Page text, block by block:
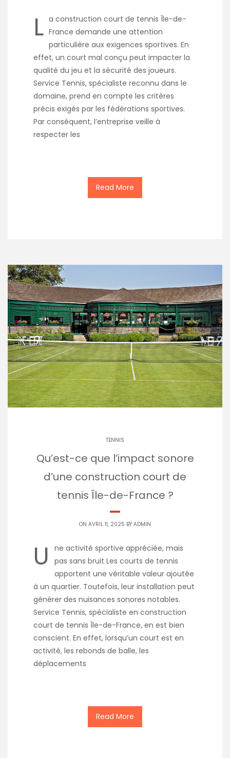
L a construction court de tennis Île-de-
France demande une attention
particulière aux exigences sportives. En
effet, un court mal conçu peut impacter la
qualité du jeu et la sécurité des joueurs.
Service Tennis, spécialiste reconnu dans le
domaine, prend en compte les critères
précis exigés par les fédérations sportives.
Par conséquent, l’entreprise veille à
respecter les
Read More
TENNIS
Qu’est-ce que l’impact sonore
d’une construction court de
tennis Île-de-France ?
ON AVRIL 11, 2025 BY ADMIN
U
ne activité sportive appréciée, mais
pas sans bruit Les courts de tennis
apportent une véritable valeur ajoutée
à un quartier. Toutefois, leur installation peut
générer des nuisances sonores notables.
Service Tennis, spécialiste en construction
court de tennis Île-de-France, en est bien
conscient. En effet, lorsqu’un court est en
activité, les rebonds de balle, les
déplacements
Read More